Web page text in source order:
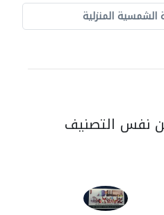
الشمسية المنزلية
نفس التصنيف